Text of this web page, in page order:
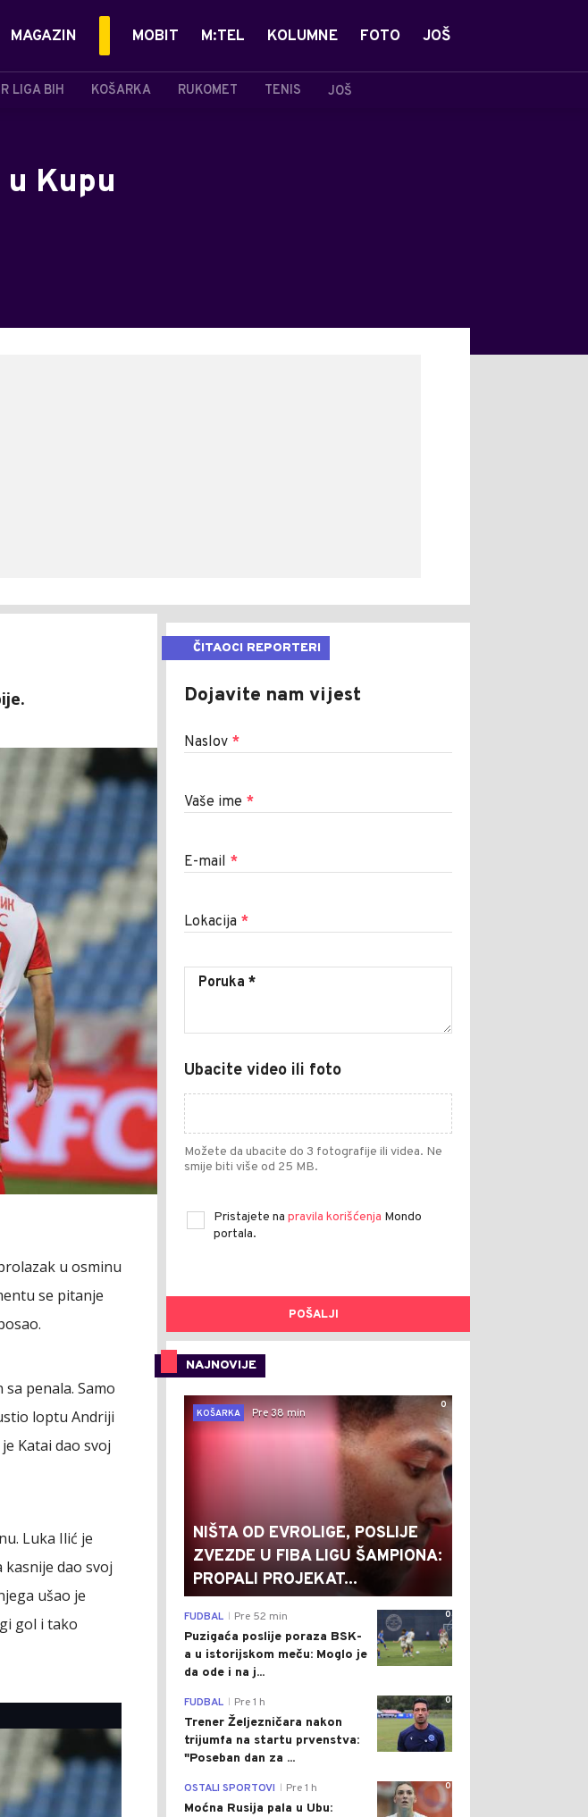
LIGA BIH KOŠARKA RUKOMET TENIS JOŠ
MAGAZIN MOBIT M:TEL KOLUMNE FOTO JOŠ
Kupu
u osminu
se pitanje
penala. Samo
loptu Andriji
Katai dao svoj
Luka Ilić je
dao svoj
ušao je
gol i tako
ČITAOCI REPORTERI
Dojavite nam vijest
Naslov *
Vaše ime *
E-mail *
Lokacija *
Ubacite video ili foto
Možete da ubacite do 3 fotografije ili videa. Ne
smije biti više od 25 MB.
Pristajete na pravila korišćenja Mondo
portala.
POŠALJI
NAJNOVIJE
0
KOŠARKA
Pre 38 min
NIŠTA OD EVROLIGE, POSLIJE
ZVEZDE U FIBA LIGU ŠAMPIONA:
PROPALI PROJEKAT...
0
FUDBAL Pre 52 min
Puzigaća poslije poraza BSK-
a u istorijskom meču: Moglo je
da ode i na j...
0
FUDBAL Pre 1 h
Trener Željezničara nakon
trijumfa na startu prvenstva:
"Poseban dan za ...
0
OSTALI SPORTOVI Pre 1 h
Moćna Rusija pala u Ubu: